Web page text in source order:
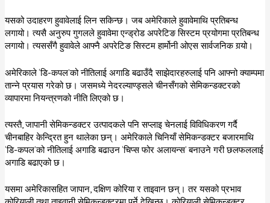
यसको उदाहरण हुवावेलाई लिन सकिन्छ। जब अमेरिकाले हुवावेमाथि प्रतिबन्ध
लगायो। त्यसै अनुरुप गुगलले हुवावेमा एन्ड्रोड अपरेटिङ सिस्टम प्रयोगमा प्रतिबन्ध
लगायो। त्यससँगै हुवावेले आफ्नै अपरेटिङ सिस्टम हार्मोनी ओएस सार्वजनिक गर्‍यो।
अमेरिकाले ‘डि-कपल’को नीतिलाई अगाडि बढाउँदै साझेदारहरुलाई पनि आफ्नो क्याम्पमा
तान्ने प्रयास गरेको छ। जसमध्ये नेदरल्याण्ड्सले चीनसँगको सेमिकन्डक्टरको
व्यापारमा नियन्त्रणको नीति लिएको छ।
त्यस्तै, जापानी सेमिकन्डक्टर उत्पादकले पनि सप्लाइ चेनलाई विविधिकरण गर्दै
चीनबाहिर केन्द्रित हुन थालेका छन्। अमेरिकाले चिनियाँ सेमिकन्डक्टर बजारमाथि
‘डि-कपल’को नीतिलाई अगाडि बढाउन ‘चिप्स फोर अलायन्स’ बनाउने गरी छलफललाई
अगाडि बढाएको छ।
यसमा अमेरिकासहित जापान, दक्षिण कोरिया र ताइवान छन्। तर यसको प्रभाव